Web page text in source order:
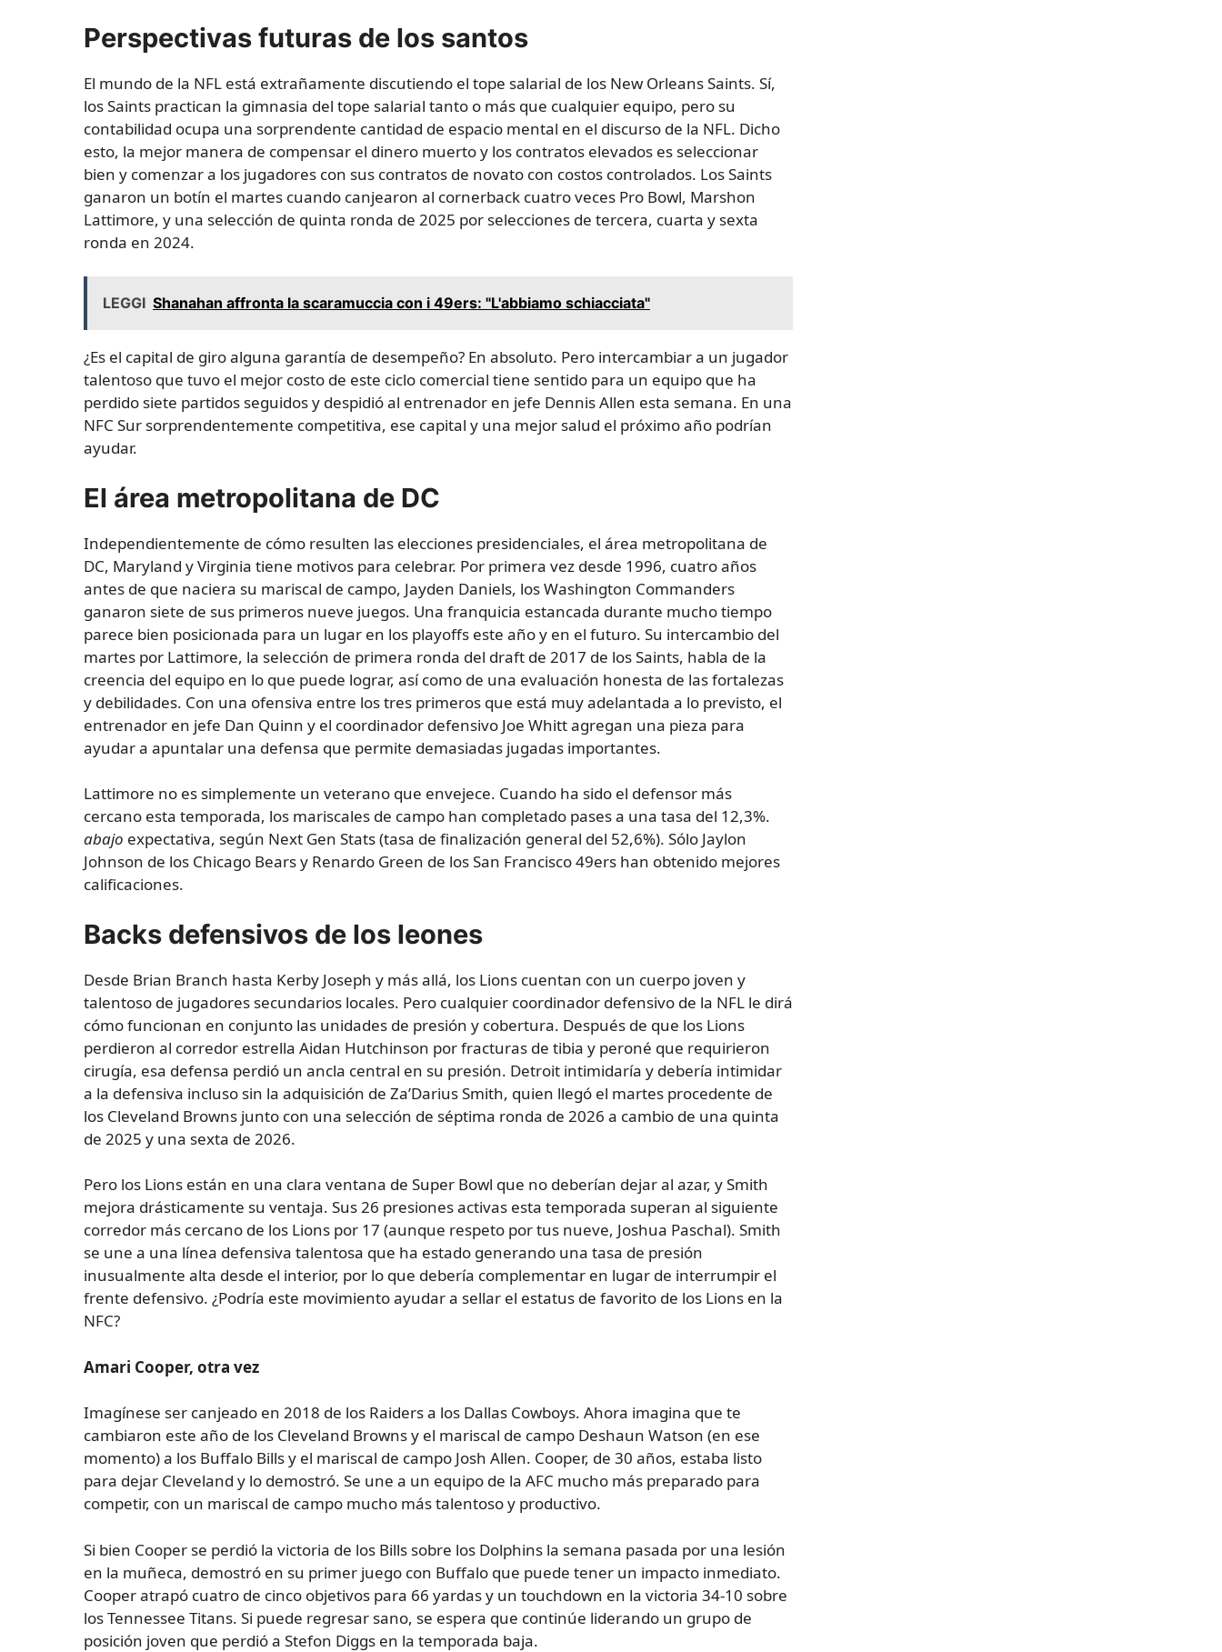
Perspectivas futuras de los santos
El mundo de la NFL está extrañamente discutiendo el tope salarial de los New Orleans Saints. Sí,
los Saints practican la gimnasia del tope salarial tanto o más que cualquier equipo, pero su
contabilidad ocupa una sorprendente cantidad de espacio mental en el discurso de la NFL. Dicho
esto, la mejor manera de compensar el dinero muerto y los contratos elevados es seleccionar
bien y comenzar a los jugadores con sus contratos de novato con costos controlados. Los Saints
ganaron un botín el martes cuando canjearon al cornerback cuatro veces Pro Bowl, Marshon
Lattimore, y una selección de quinta ronda de 2025 por selecciones de tercera, cuarta y sexta
ronda en 2024.
LEGGI Shanahan affronta la scaramuccia con i 49ers: "L'abbiamo schiacciata"
¿Es el capital de giro alguna garantía de desempeño? En absoluto. Pero intercambiar a un jugador
talentoso que tuvo el mejor costo de este ciclo comercial tiene sentido para un equipo que ha
perdido siete partidos seguidos y despidió al entrenador en jefe Dennis Allen esta semana. En una
NFC Sur sorprendentemente competitiva, ese capital y una mejor salud el próximo año podrían
ayudar.
El área metropolitana de DC
Independientemente de cómo resulten las elecciones presidenciales, el área metropolitana de
DC, Maryland y Virginia tiene motivos para celebrar. Por primera vez desde 1996, cuatro años
antes de que naciera su mariscal de campo, Jayden Daniels, los Washington Commanders
ganaron siete de sus primeros nueve juegos. Una franquicia estancada durante mucho tiempo
parece bien posicionada para un lugar en los playoffs este año y en el futuro. Su intercambio del
martes por Lattimore, la selección de primera ronda del draft de 2017 de los Saints, habla de la
creencia del equipo en lo que puede lograr, así como de una evaluación honesta de las fortalezas
y debilidades. Con una ofensiva entre los tres primeros que está muy adelantada a lo previsto, el
entrenador en jefe Dan Quinn y el coordinador defensivo Joe Whitt agregan una pieza para
ayudar a apuntalar una defensa que permite demasiadas jugadas importantes.
Lattimore no es simplemente un veterano que envejece. Cuando ha sido el defensor más
cercano esta temporada, los mariscales de campo han completado pases a una tasa del 12,3%.
abajo expectativa, según Next Gen Stats (tasa de finalización general del 52,6%). Sólo Jaylon
Johnson de los Chicago Bears y Renardo Green de los San Francisco 49ers han obtenido mejores
calificaciones.
Backs defensivos de los leones
Desde Brian Branch hasta Kerby Joseph y más allá, los Lions cuentan con un cuerpo joven y
talentoso de jugadores secundarios locales. Pero cualquier coordinador defensivo de la NFL le dirá
cómo funcionan en conjunto las unidades de presión y cobertura. Después de que los Lions
perdieron al corredor estrella Aidan Hutchinson por fracturas de tibia y peroné que requirieron
cirugía, esa defensa perdió un ancla central en su presión. Detroit intimidaría y debería intimidar
a la defensiva incluso sin la adquisición de Za’Darius Smith, quien llegó el martes procedente de
los Cleveland Browns junto con una selección de séptima ronda de 2026 a cambio de una quinta
de 2025 y una sexta de 2026.
Pero los Lions están en una clara ventana de Super Bowl que no deberían dejar al azar, y Smith
mejora drásticamente su ventaja. Sus 26 presiones activas esta temporada superan al siguiente
corredor más cercano de los Lions por 17 (aunque respeto por tus nueve, Joshua Paschal). Smith
se une a una línea defensiva talentosa que ha estado generando una tasa de presión
inusualmente alta desde el interior, por lo que debería complementar en lugar de interrumpir el
frente defensivo. ¿Podría este movimiento ayudar a sellar el estatus de favorito de los Lions en la
NFC?
Amari Cooper, otra vez
Imagínese ser canjeado en 2018 de los Raiders a los Dallas Cowboys. Ahora imagina que te
cambiaron este año de los Cleveland Browns y el mariscal de campo Deshaun Watson (en ese
momento) a los Buffalo Bills y el mariscal de campo Josh Allen. Cooper, de 30 años, estaba listo
para dejar Cleveland y lo demostró. Se une a un equipo de la AFC mucho más preparado para
competir, con un mariscal de campo mucho más talentoso y productivo.
Si bien Cooper se perdió la victoria de los Bills sobre los Dolphins la semana pasada por una lesión
en la muñeca, demostró en su primer juego con Buffalo que puede tener un impacto inmediato.
Cooper atrapó cuatro de cinco objetivos para 66 yardas y un touchdown en la victoria 34-10 sobre
los Tennessee Titans. Si puede regresar sano, se espera que continúe liderando un grupo de
posición joven que perdió a Stefon Diggs en la temporada baja.